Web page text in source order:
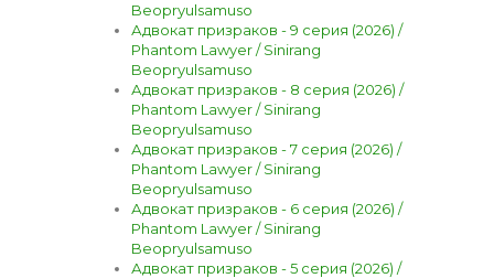
Beopryulsamuso
Адвокат призраков - 9 серия (2026) /
Phantom Lawyer / Sinirang
Beopryulsamuso
Адвокат призраков - 8 серия (2026) /
Phantom Lawyer / Sinirang
Beopryulsamuso
Адвокат призраков - 7 серия (2026) /
Phantom Lawyer / Sinirang
Beopryulsamuso
Адвокат призраков - 6 серия (2026) /
Phantom Lawyer / Sinirang
Beopryulsamuso
Адвокат призраков - 5 серия (2026) /